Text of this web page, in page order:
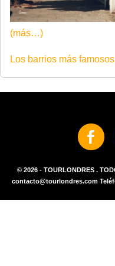
(más…)
Los barrios más
© 2026 - TOURLONDRES .
contacto@tourlondres.com